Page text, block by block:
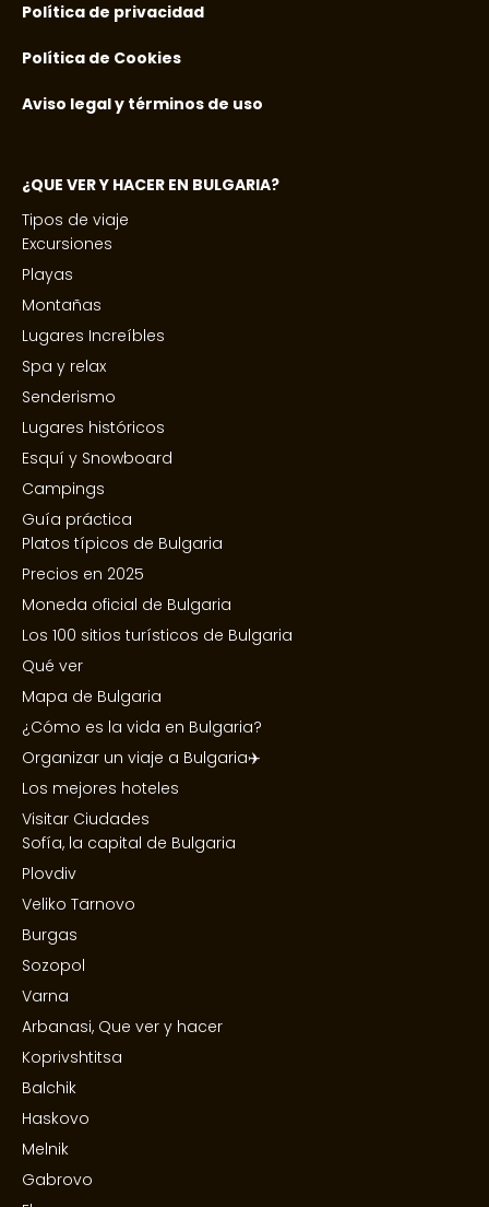
Política de privacidad
Política de Cookies
Aviso legal y términos de uso
¿QUE VER Y HACER EN BULGARIA?
Tipos de viaje
Excursiones
Playas
Montañas
Lugares Increíbles
Spa y relax
Senderismo
Lugares históricos
Esquí y Snowboard
Campings
Guía práctica
Platos típicos de Bulgaria
Precios en 2025
Moneda oficial de Bulgaria
Los 100 sitios turísticos de Bulgaria
Qué ver
Mapa de Bulgaria
¿Cómo es la vida en Bulgaria?
Organizar un viaje a Bulgaria✈️
Los mejores hoteles
Visitar Ciudades
Sofía, la capital de Bulgaria
Plovdiv
Veliko Tarnovo
Burgas
Sozopol
Varna
Arbanasi, Que ver y hacer
Koprivshtitsa
Balchik
Haskovo
Melnik
Gabrovo